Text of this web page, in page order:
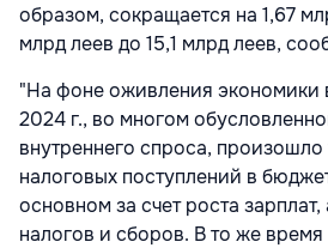
образом, сокращается на 1,67
млрд леев до 15,1 млрд леев,
"На фоне оживления экономики
2024 г., во многом
внутреннего спроса,
налоговых поступлений в
основном за счет роста
налогов и сборов. В то же время